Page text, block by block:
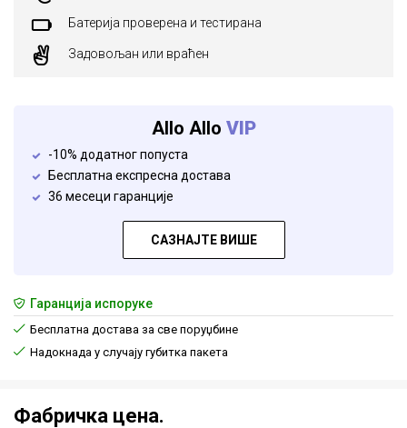
Батерија проверена и тестирана
Задовољан или враћен
Allo Allo VIP
-10% додатног попуста
Бесплатна експресна достава
36 месеци гаранције
САЗНАЈТЕ ВИШЕ
Гаранција испоруке
Бесплатна достава за све поруџбине
Надокнада у случају губитка пакета
Фабричка цена.